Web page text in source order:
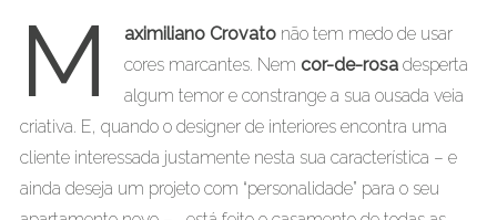
M aximiliano Crovatonão tem medo de usar
cores marcantes. Nem cor-de-rosadesperta
algum temor e constrange a sua ousada veia
criativa. E, quando o designer de interiores encontra uma
cliente interessada justamente nesta sua característica – e
ainda deseja um projeto com “personalidade” para o seu